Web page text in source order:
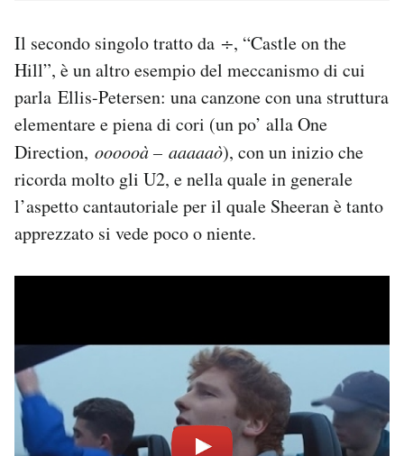
Il secondo singolo tratto da ÷, “Castle on the
Hill”, è un altro esempio del meccanismo di cui
parla Ellis-Petersen: una canzone con una struttura
elementare e piena di cori (un po’ alla One
Direction, oooooà – aaaaaò), con un inizio che
ricorda molto gli U2, e nella quale in generale
l’aspetto cantautoriale per il quale Sheeran è tanto
apprezzato si vede poco o niente.